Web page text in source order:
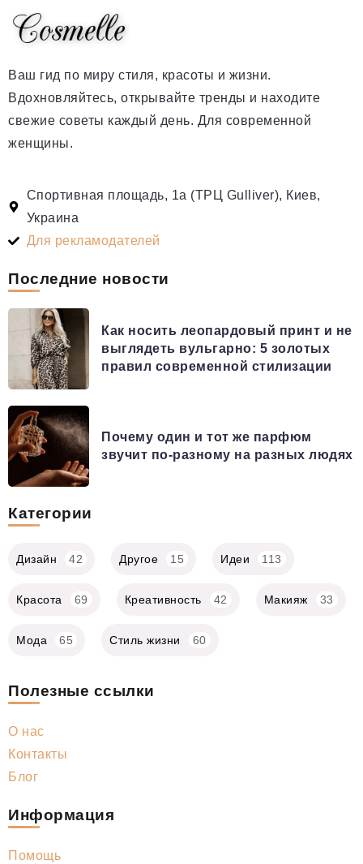
Ваш гид по миру стиля, красоты и жизни.
Вдохновляйтесь, открывайте тренды и находите
свежие советы каждый день. Для современной
женщины.
Спортивная площадь, 1а (ТРЦ Gulliver), Киев,
Украина
Для рекламодателей
Последние новости
Как носить леопардовый принт и не
выглядеть вульгарно: 5 золотых
правил современной стилизации
Почему один и тот же парфюм
звучит по-разному на разных людях
Категории
Дизайн 42 Другое 15 Идеи 113
Красота 69 Креативность 42 Макияж 33
Мода 65 Стиль жизни 60
Полезные ссылки
О нас
Контакты
Блог
Информация
Помощь